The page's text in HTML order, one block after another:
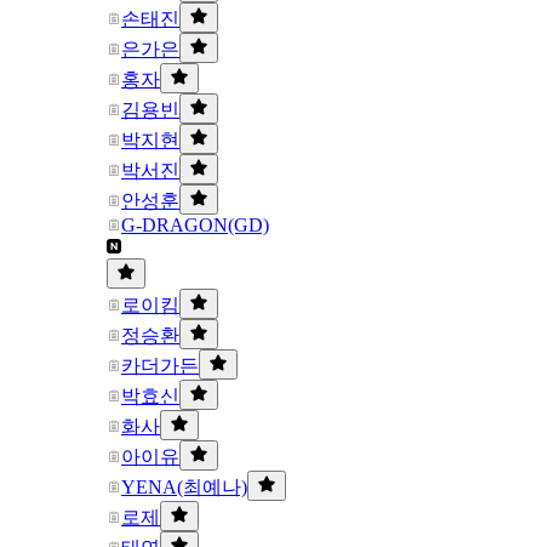
손태진
은가은
홍자
김용빈
박지현
박서진
안성훈
G-DRAGON(GD)
로이킴
정승환
카더가든
박효신
화사
아이유
YENA(최예나)
로제